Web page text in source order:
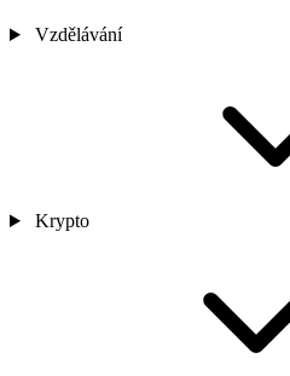
Vzdělávání
Krypto